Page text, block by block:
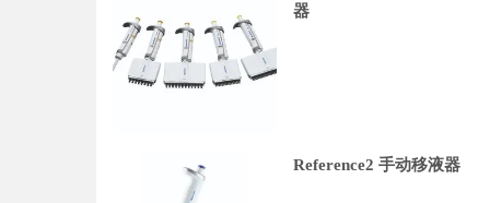
器
Reference2 手动移液器